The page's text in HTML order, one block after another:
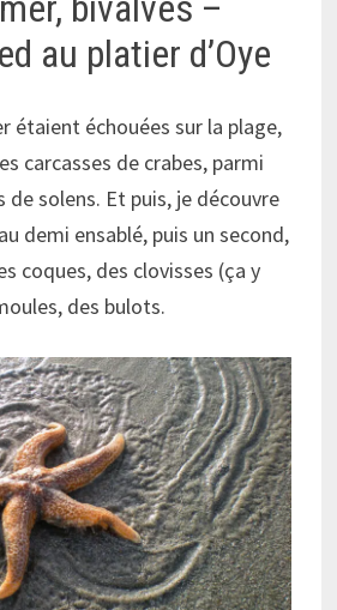
au platier d’Oye
étaient échouées sur la plage,
carcasses de crabes, parmi
de solens. Et puis, je découvre
demi ensablé, puis un second,
coques, des clovisses (ça y
des bulots.